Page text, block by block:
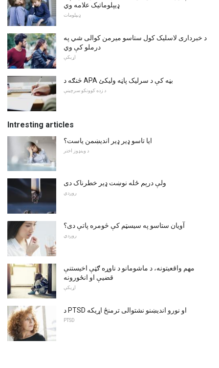
ډیپلوماتیک علامه وي
ډیپلومات
د خبرداری لاسلیک کول ستاسو میرمن کوالی شي په
درملو کې وي
اړیکې
څنګه د APA بڼه کې د سرلیک پاڼه ولیکئ
د زده کوونکو سرچینې
Intresting articles
ایا تاسو ډیر ډیر اندیښمن یاست؟
د وینډوز اختر
ولې درېم ځله نوښت ډیر خطرناک دی
روږدي
آویان ستاسو په سیسټم کې څومره پاتې دی؟
روږدي
مهم واقعیتونه، د ماشومانو د ناوړه ګټې اخیستنې
قضیې او انځورونه
اړیکې
د PTSD او نورو اندیښنو نشتوالی ترمنځ اړیکه
PTSD